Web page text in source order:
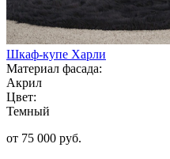
Шкаф-купе Харли
Материал фасада:
Акрил
Цвет:
Темный
от 75 000 руб.